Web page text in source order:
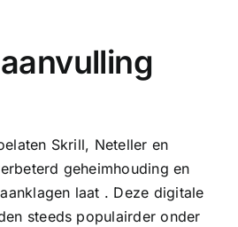
Skrill, Neteller en
geheimhouding en
laat . Deze digitale
steeds populairder onder